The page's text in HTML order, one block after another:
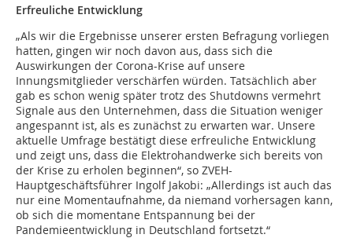
Erfreuliche Entwicklung
„Als wir die Ergebnisse unserer ersten Befragung vorliegen
hatten, gingen wir noch davon aus, dass sich die
Auswirkungen der Corona-Krise auf unsere
Innungsmitglieder verschärfen würden. Tatsächlich aber
gab es schon wenig später trotz des Shutdowns vermehrt
Signale aus den Unternehmen, dass die Situation weniger
angespannt ist, als es zunächst zu erwarten war. Unsere
aktuelle Umfrage bestätigt diese erfreuliche Entwicklung
und zeigt uns, dass die Elektrohandwerke sich bereits von
der Krise zu erholen beginnen“, so ZVEH-
Hauptgeschäftsführer Ingolf Jakobi: „Allerdings ist auch das
nur eine Momentaufnahme, da niemand vorhersagen kann,
ob sich die momentane Entspannung bei der
Pandemieentwicklung in Deutschland fortsetzt.“